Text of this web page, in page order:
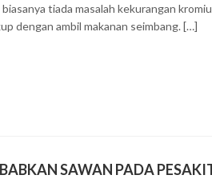
tiada masalah kekurangan
dengan ambil makanan seimbang. […]
SAWAN PADA